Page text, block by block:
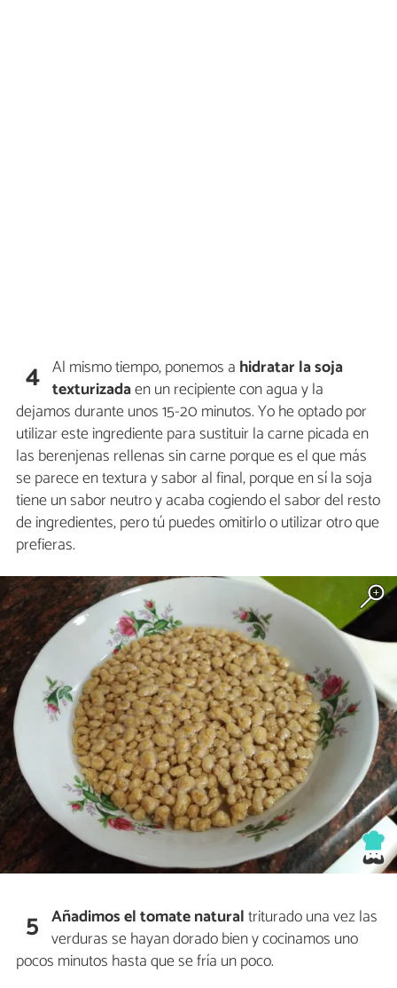
4 Al mismo tiempo, ponemos a hidratar la soja
texturizadaen un recipiente con agua y la
dejamos durante unos 15-20 minutos. Yo he optado por
utilizar este ingrediente para sustituir la carne picada en
las berenjenas rellenas sin carne porque es el que más
se parece en textura y sabor al final, porque en sí la soja
tiene un sabor neutro y acaba cogiendo el sabor del resto
de ingredientes, pero tú puedes omitirlo o utilizar otro que
prefieras.
5 Añadimos el tomate naturaltriturado una vez las
verduras se hayan dorado bien y cocinamos uno
pocos minutos hasta que se fría un poco.